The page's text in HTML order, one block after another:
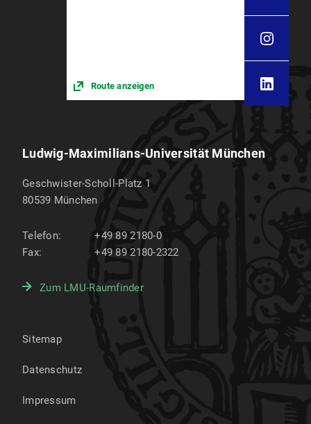
Route anzeigen
Ludwig-Maximilians-Universität München
Geschwister-Scholl-Platz 1
80539 München
Telefon:
+49 89 2180-0
Fax:
+49 89 2180-2322
Zum LMU-Raumfinder
Sitemap
Datenschutz
Impressum